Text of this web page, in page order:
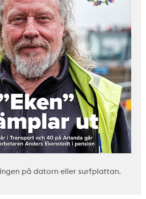
på datorn eller surfplattan.